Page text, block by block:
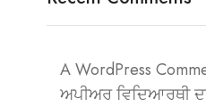
A WordPress
ਅਪੀਅਰ ਵਿਦਿਆਰਥੀ